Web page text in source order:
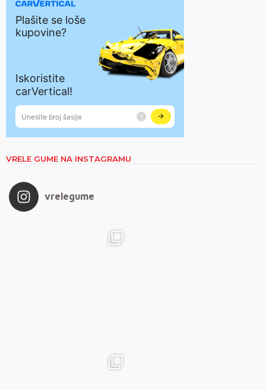
VRELE GUME NA INSTAGRAMU
vrelegume